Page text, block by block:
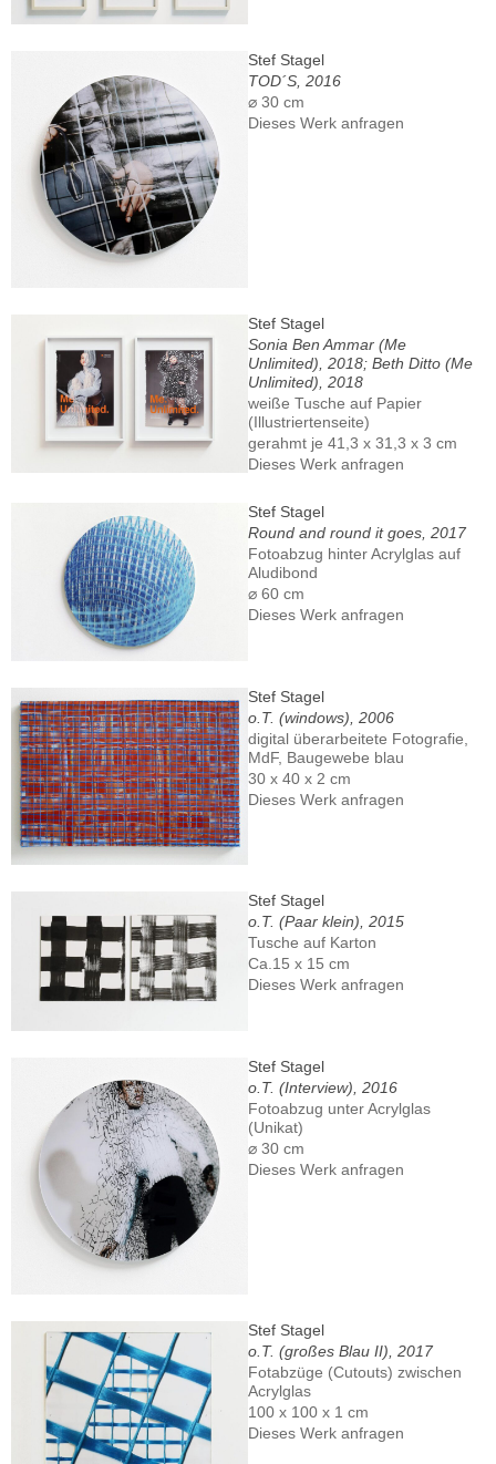
Stef Stagel
TOD´S, 2016
⌀ 30 cm
Dieses Werk anfragen
Stef Stagel
Sonia Ben Ammar (Me
Unlimited), 2018; Beth Ditto (Me
Unlimited), 2018
weiße Tusche auf Papier
(Illustriertenseite)
gerahmt je 41,3 x 31,3 x 3 cm
Dieses Werk anfragen
Stef Stagel
Round and round it goes, 2017
Fotoabzug hinter Acrylglas auf
Aludibond
⌀ 60 cm
Dieses Werk anfragen
Stef Stagel
o.T. (windows), 2006
digital überarbeitete Fotografie,
MdF, Baugewebe blau
30 x 40 x 2 cm
Dieses Werk anfragen
Stef Stagel
o.T. (Paar klein), 2015
Tusche auf Karton
Ca.15 x 15 cm
Dieses Werk anfragen
Stef Stagel
o.T. (Interview), 2016
Fotoabzug unter Acrylglas
(Unikat)
⌀ 30 cm
Dieses Werk anfragen
Stef Stagel
o.T. (großes Blau II), 2017
Fotabzüge (Cutouts) zwischen
Acrylglas
100 x 100 x 1 cm
Dieses Werk anfragen